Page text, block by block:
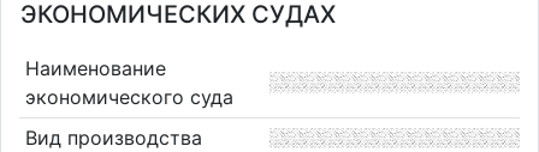
ЭКОНОМИЧЕСКИХ СУДАХ
Наименование
экономического суда
Вид производства